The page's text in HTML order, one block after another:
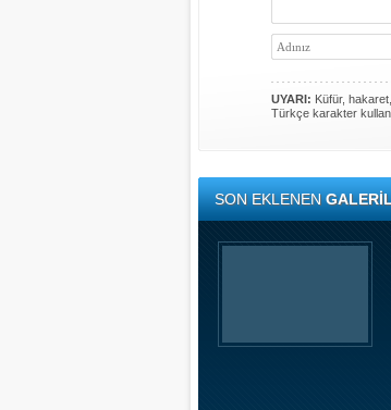
UYARI: Küfür,
Türkçe karakter
SON EKLENEN